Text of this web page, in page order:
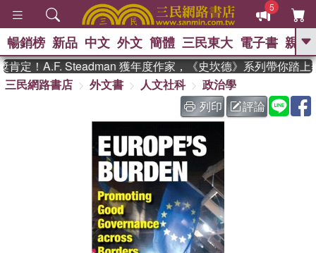
5
GO
熱搜： 東野圭吾 、 The Odyssey
、 如果歷史是一群喵 、 暑期
國際布克獎 臺灣漫遊錄 、 方
孩：黎曼猜想 、
暢銷榜 新品 中文 外文 簡體 三民東大 電子書 親子
定！A.F. Steadman 獲年度作家，《史坎德》系列帶你踏上
三民網路書店
外文書 人文社科
政治學
列印
評論